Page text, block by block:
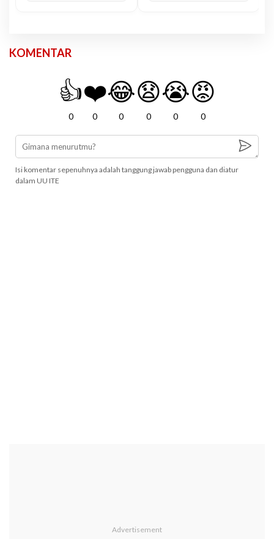
KOMENTAR
👍
0
❤️
0
😂
0
😧
0
😭
0
😡
0
Isi komentar sepenuhnya adalah tanggung jawab pengguna dan diatur
dalam UU ITE